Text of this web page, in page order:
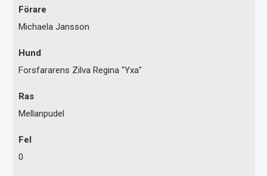
Michaela Jansson
Forsfararens Zilva Regina "Yxa"
Mellanpudel
0